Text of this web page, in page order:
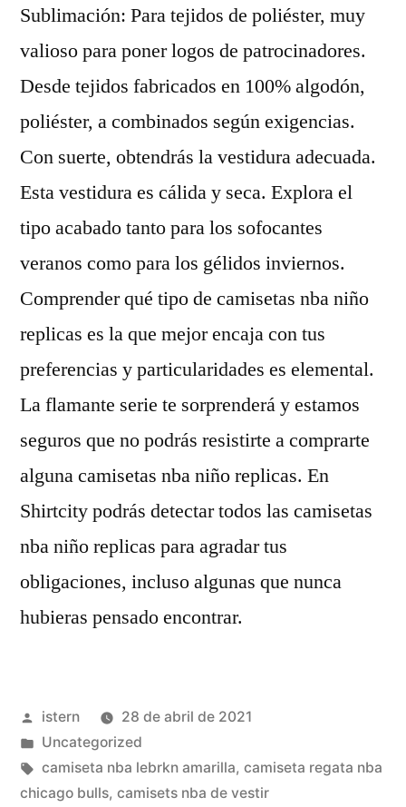
Sublimación: Para tejidos de poliéster, muy
valioso para poner logos de patrocinadores.
Desde tejidos fabricados en 100% algodón,
poliéster, a combinados según exigencias.
Con suerte, obtendrás la vestidura adecuada.
Esta vestidura es cálida y seca. Explora el
tipo acabado tanto para los sofocantes
veranos como para los gélidos inviernos.
Comprender qué tipo de camisetas nba niño
replicas es la que mejor encaja con tus
preferencias y particularidades es elemental.
La flamante serie te sorprenderá y estamos
seguros que no podrás resistirte a comprarte
alguna camisetas nba niño replicas. En
Shirtcity podrás detectar todos las camisetas
nba niño replicas para agradar tus
obligaciones, incluso algunas que nunca
hubieras pensado encontrar.
Publicado
por
istern
28 de abril de 2021
Publicado
en
Uncategorized
Etiquetas:
camiseta nba lebrkn amarilla, camiseta regata nba
chicago bulls, camisets nba de vestir